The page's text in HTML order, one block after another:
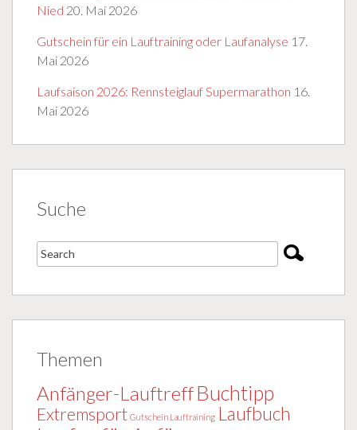
Nied 20. Mai 2026
Gutschein für ein Lauftraining oder Laufanalyse 17.
Mai 2026
Laufsaison 2026: Rennsteiglauf Supermarathon 16.
Mai 2026
Suche
Themen
Anfänger-LauftreffBuchtipp
Extremsport Gutschein Lauftraining Laufbuch